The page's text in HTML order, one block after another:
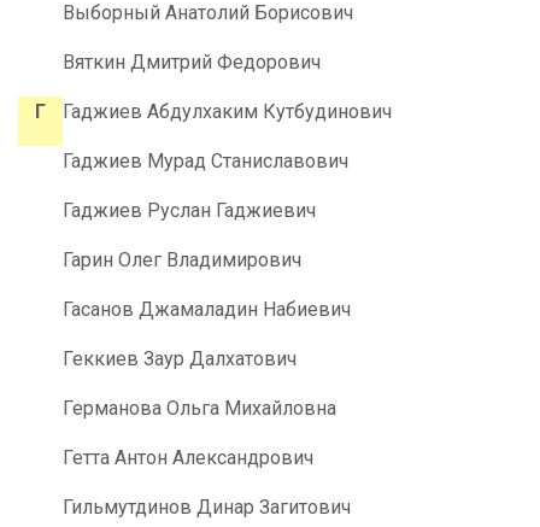
Выборный Анатолий Борисович
Вяткин Дмитрий Федорович
Г Гаджиев Абдулхаким Кутбудинович
Гаджиев Мурад Станиславович
Гаджиев Руслан Гаджиевич
Гарин Олег Владимирович
Гасанов Джамаладин Набиевич
Геккиев Заур Далхатович
Германова Ольга Михайловна
Гетта Антон Александрович
Гильмутдинов Динар Загитович